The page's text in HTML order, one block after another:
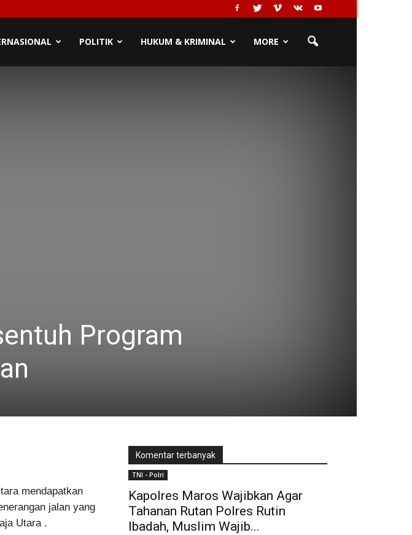
POLITIK HUKUM & KRIMINAL MORE
Program
mendapatkan
jalan yang
Utara .
Komentar terbanyak
TNI - Polri
Kapolres Maros Wajibkan Agar
Tahanan Rutan Polres Rutin
Ibadah, Muslim Wajib...